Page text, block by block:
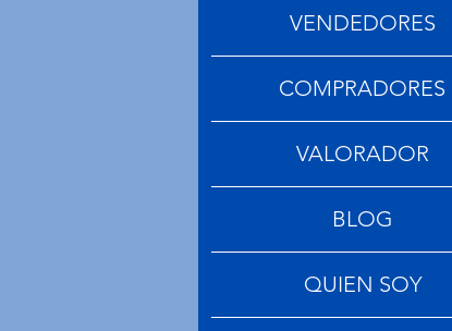
VENDEDORES
COMPRADORES
VALORADOR
BLOG
QUIEN SOY